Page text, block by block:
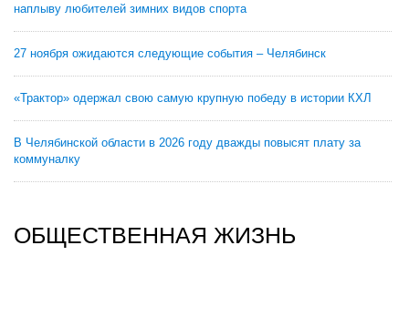
наплыву любителей зимних видов спорта
27 ноября ожидаются следующие события – Челябинск
«Трактор» одержал свою самую крупную победу в истории КХЛ
В Челябинской области в 2026 году дважды повысят плату за
коммуналку
ОБЩЕСТВЕННАЯ ЖИЗНЬ